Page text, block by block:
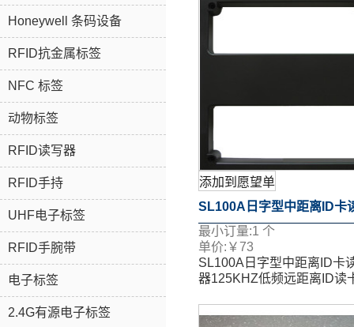
Honeywell 条码设备
RFID抗金属标签
NFC 标签
动物标签
RFID读写器
RFID手持
UHF电子标签
RFID手腕带
电子标签
2.4G有源电子标签
添加到愿望单
SL100A日字型中距离ID卡
器125KHZ低频远距离ID读
最小订量:1 个
单价: ￥73
SL100A日字型中距离ID卡
器125KHZ低频远距离ID读